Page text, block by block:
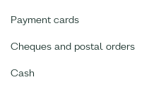
Payment cards
Cheques and postal orders
Cash